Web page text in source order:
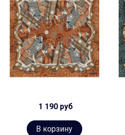
1 190 руб
В корзину